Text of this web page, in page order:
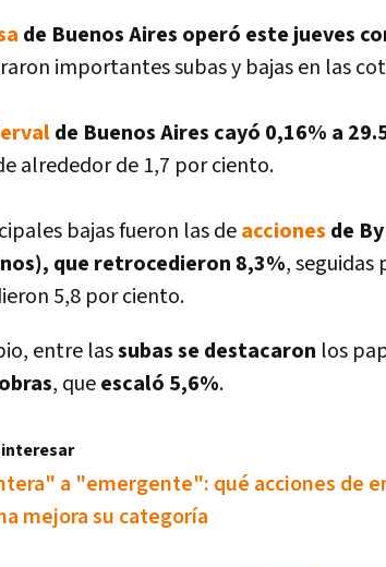
de Buenos Aires operó este jueves
importantes subas y bajas en las
de Buenos Aires cayó 0,16% a
alrededor de 1,7 por ciento.
bajas fueron las deacciones de
que retrocedieron 8,3%, seguidas
5,8 por ciento.
entre lassubas se destacaron los
, queescaló 5,6%.
interesar
a "emergente": qué acciones de
mejora su categorí­a